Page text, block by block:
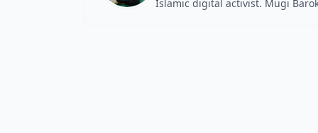
Islamic digital activist. Mugi